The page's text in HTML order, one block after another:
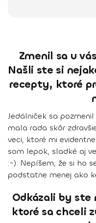
Zmenil sa u
Našli ste si
recepty, ktoré
Jedálniček sa
mala rada skôr
veci, ktoré mi
som lepok, sladké aj
:-). Nepíšem, že si ho
podstatne menej ako
Odkázali by ste
ktoré sa chceli